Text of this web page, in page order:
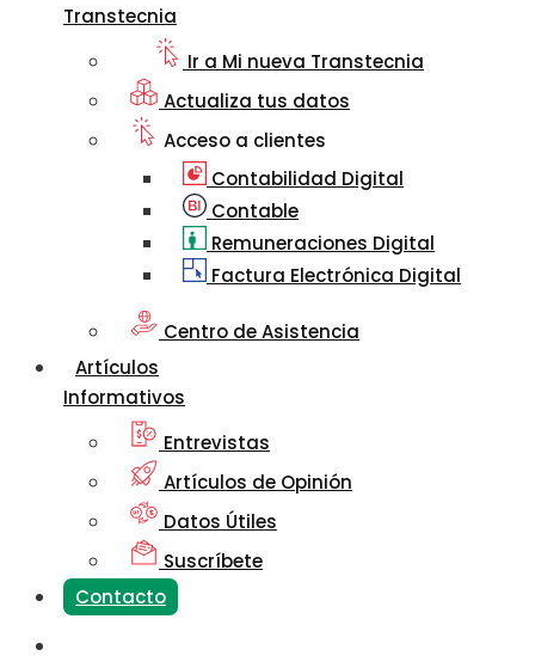
Transtecnia
Ir a Mi nueva Transtecnia
Actualiza tus datos
Acceso a clientes
Contabilidad Digital
Contable
Remuneraciones Digital
Factura Electrónica Digital
Centro de Asistencia
Artículos
Informativos
Entrevistas
Artículos de Opinión
Datos Útiles
Suscríbete
Contacto